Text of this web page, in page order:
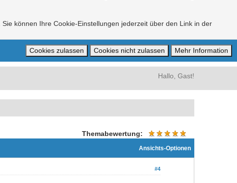
können Ihre Cookie-Einstellungen jederzeit über den Link in der
Hallo, Gast!
Themabewertung:
Ansichts-Optionen
#4